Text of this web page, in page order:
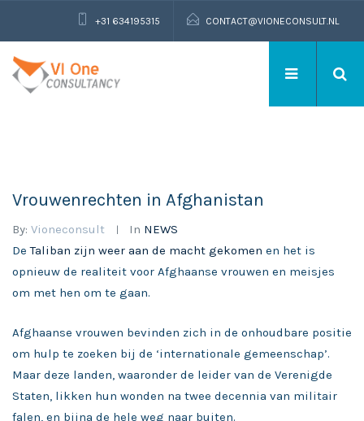
+31 634195315 CONTACT@VIONECONSULT.NL
Vrouwenrechten in Afghanistan
By: Vioneconsult In NEWS
DeTaliban zijn weer aan de macht gekomen en het is
opnieuw de realiteit voor Afghaanse vrouwen en meisjes
om met hen om te gaan.
Afghaanse vrouwen bevinden zich in de onhoudbare positie
om hulp te zoeken bij de ‘internationale gemeenschap’.
Maar deze landen, waaronder de leider van de Verenigde
Staten, likken hun wonden na twee decennia van militair
falen, en bijna de hele weg naar buiten.